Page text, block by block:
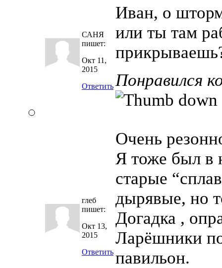
САНЯ
пишет:
Окт 11,
2015
Ответить
Иван, о
или ты там
Понравился
глеб
пишет:
Окт 13,
2015
Ответить
Очень
Я тоже был в
старые
дырявые, но
Догадка ,
Ларёшники
павильон.